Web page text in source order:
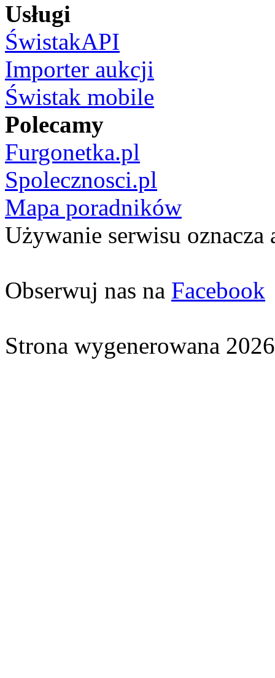
Usługi
ŚwistakAPI
Importer aukcji
Świstak mobile
Polecamy
Furgonetka.pl
Spolecznosci.pl
Mapa poradników
Używanie serwisu oznacza
Obserwuj nas na Facebook
Strona wygenerowana